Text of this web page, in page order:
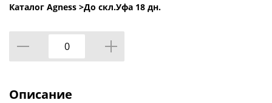
Каталог Agness >До скл.Уфа 18 дн.
Описание